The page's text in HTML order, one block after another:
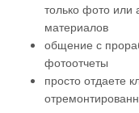
только фото или
материалов
общение с
фотоотчеты
просто отдаете